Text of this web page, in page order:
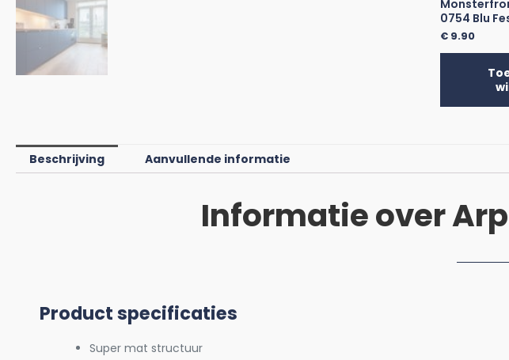
0754 Blu
€ 9.90
Beschrijving Aanvullende informatie
Informatie over
Product specificaties
Super mat structuur